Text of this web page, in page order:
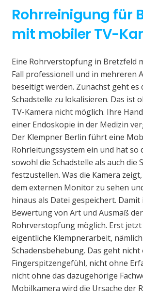
Rohrreinigung für
mit mobiler TV-
Eine Rohrverstopfung in Bretzfeld
Fall professionell und in mehreren
beseitigt werden. Zunächst geht es
Schadstelle zu lokalisieren. Das ist
TV-Kamera nicht möglich. Ihre
einer Endoskopie in der Medizin
Der Klempner Berlin führt eine
Rohrleitungssystem ein und hat so
sowohl die Schadstelle als auch die
festzustellen. Was die Kamera
dem externen Monitor zu sehen
hinaus als Datei gespeichert. Damit
Bewertung von Art und Ausmaß der
Rohrverstopfung möglich. Erst
eigentliche Klempnerarbeit,
Schadensbehebung. Das geht nicht
Fingerspitzengefühl, nicht ohne
nicht ohne das dazugehörige
Mobilkamera wird die Ursache der